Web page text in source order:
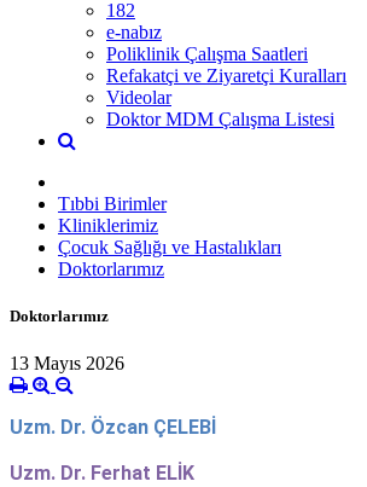
182
e-nabız
Poliklinik Çalışma Saatleri
Refakatçi ve Ziyaretçi Kuralları
Videolar
Doktor MDM Çalışma Listesi
Tıbbi Birimler
Kliniklerimiz
Çocuk Sağlığı ve Hastalıkları
Doktorlarımız
Doktorlarımız
13 Mayıs 2026
Uzm. Dr. Özcan ÇELEBİ
Uzm. Dr. Ferhat ELİK